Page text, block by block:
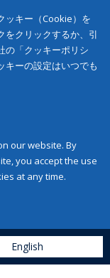
ッキー（Cookie）を
をクリックするか、引
の「クッキーポリシ
キーの設定はいつでも
our website. By
you accept the use
at any time.
English